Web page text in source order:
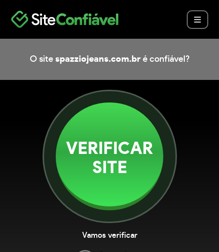
O site spazziojeans.com.bré confiável?
VERIFICAR
SITE
Vamos verificar